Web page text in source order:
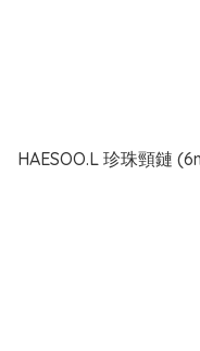
HAESOO.L 珍珠頸鏈